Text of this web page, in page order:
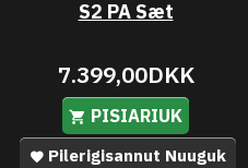
S2 PA Sæt
7.399,00DKK
PISIARIUK
Pilerigisannut Nuuguk